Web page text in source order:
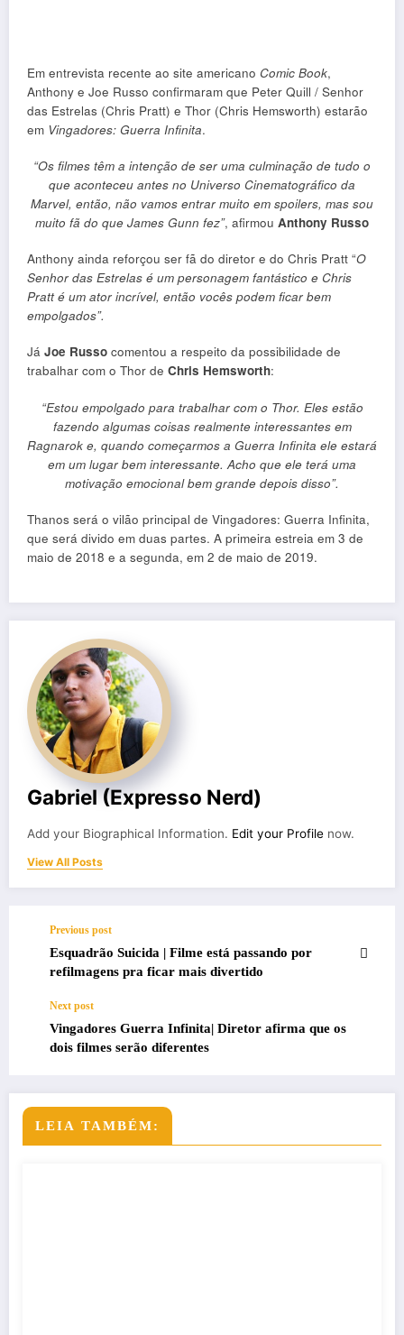
Em entrevista recente ao site americano Comic Book,
Anthony e Joe Russo confirmaram que Peter Quill / Senhor
das Estrelas (Chris Pratt) e Thor (Chris Hemsworth) estarão
em Vingadores: Guerra Infinita.
“Os filmes têm a intenção de ser uma culminação de tudo o
que aconteceu antes no Universo Cinematográfico da
Marvel, então, não vamos entrar muito em spoilers, mas sou
muito fã do que James Gunn fez”, afirmou Anthony Russo
Anthony ainda reforçou ser fã do diretor e do Chris Pratt “O
Senhor das Estrelas é um personagem fantástico e Chris
Pratt é um ator incrível, então vocês podem ficar bem
empolgados”.
Já Joe Russo comentou a respeito da possibilidade de
trabalhar com o Thor de Chris Hemsworth:
“Estou empolgado para trabalhar com o Thor. Eles estão
fazendo algumas coisas realmente interessantes em
Ragnarok e, quando começarmos a Guerra Infinita ele estará
em um lugar bem interessante. Acho que ele terá uma
motivação emocional bem grande depois disso”.
Thanos será o vilão principal de Vingadores: Guerra Infinita,
que será divido em duas partes. A primeira estreia em 3 de
maio de 2018 e a segunda, em 2 de maio de 2019.
Gabriel (Expresso Nerd)
Add your Biographical Information. Edit your Profile now.
View All Posts
Previous post
Esquadrão Suicida | Filme está passando por
refilmagens pra ficar mais divertido
Next post
Vingadores Guerra Infinita| Diretor afirma que os
dois filmes serão diferentes
LEIA TAMBÉM: